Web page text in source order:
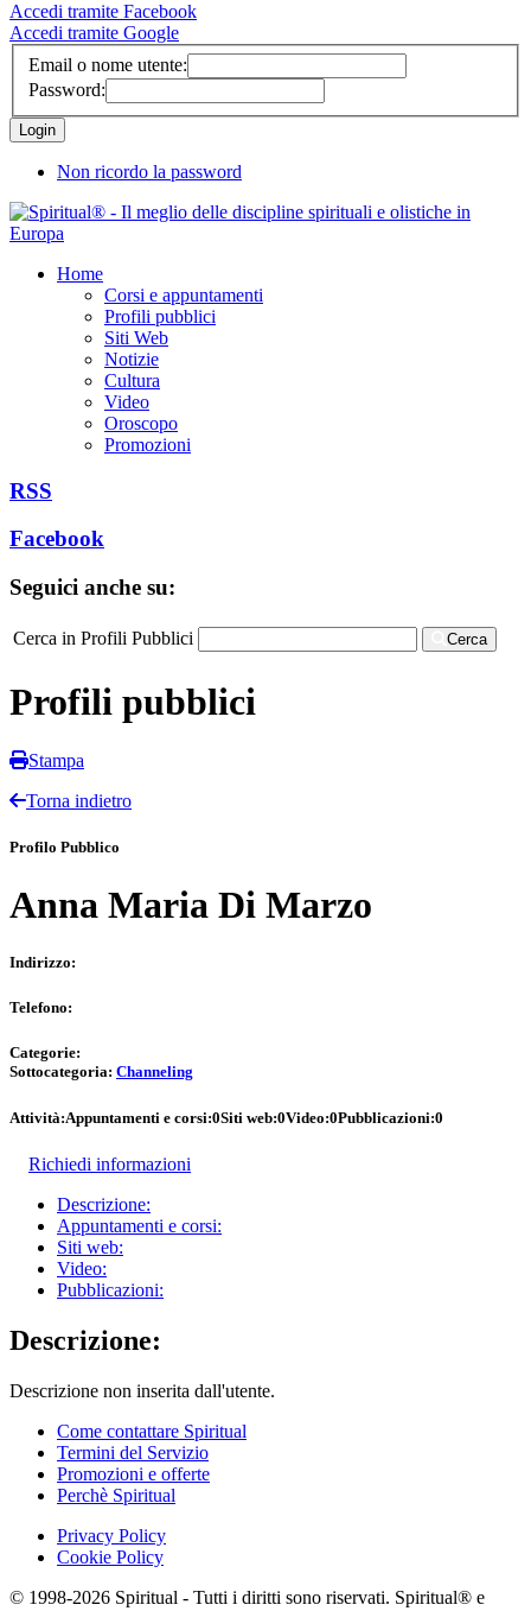
Accedi tramite Facebook
Accedi tramite Google
Email o nome utente:
Password:
Non ricordo la password
Home
Corsi e appuntamenti
Profili pubblici
Siti Web
Notizie
Cultura
Video
Oroscopo
Promozioni
RSS
Facebook
Seguici anche su:
Cerca in Profili Pubblici Cerca
Profili pubblici
Stampa
Torna indietro
Profilo Pubblico
Anna Maria Di Marzo
Indirizzo:
Telefono:
Categorie:
Sottocategoria: Channeling
Attività:Appuntamenti e corsi:0Siti web:0Video:0Pubblicazioni:0
Richiedi informazioni
Descrizione:
Appuntamenti e corsi:
Siti web:
Video:
Pubblicazioni:
Descrizione:
Descrizione non inserita dall'utente.
Come contattare Spiritual
Termini del Servizio
Promozioni e offerte
Perchè Spiritual
Privacy Policy
Cookie Policy
© 1998-2026 Spiritual - Tutti i diritti sono riservati. Spiritual® e